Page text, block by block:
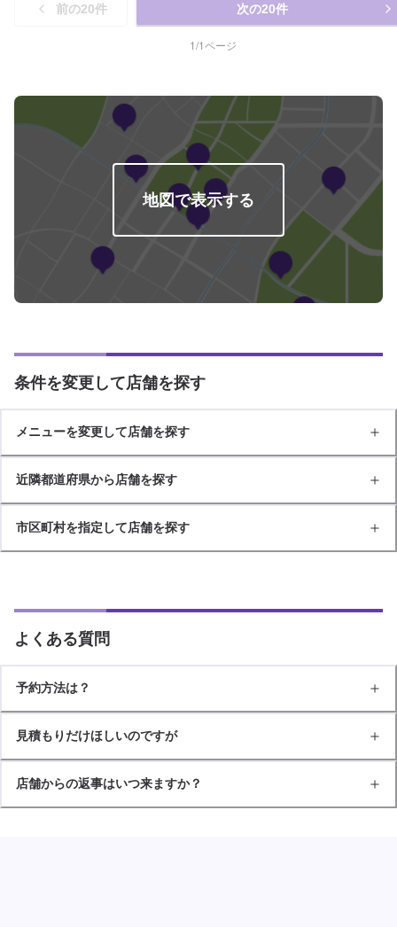
前の20件 次の20件
1/1ページ
地図で表示する
条件を変更して店舗を探す
メニューを変更して店舗を探す
近隣都道府県から店舗を探す
市区町村を指定して店舗を探す
よくある質問
予約方法は？
見積もりだけほしいのですが
店舗からの返事はいつ来ますか？